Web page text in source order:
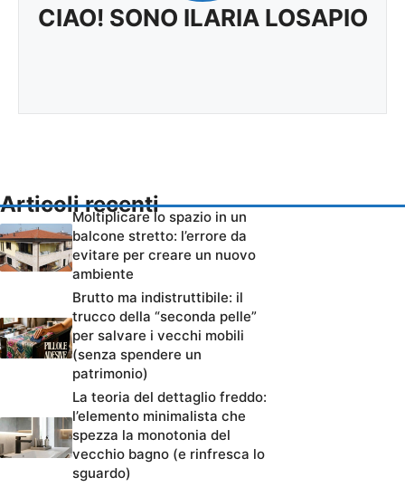
CIAO! SONO ILARIA LOSAPIO
Articoli recenti
Moltiplicare lo spazio in un
balcone stretto: l’errore da
evitare per creare un nuovo
ambiente
Brutto ma indistruttibile: il
trucco della “seconda pelle”
per salvare i vecchi mobili
(senza spendere un
patrimonio)
La teoria del dettaglio freddo:
l’elemento minimalista che
spezza la monotonia del
vecchio bagno (e rinfresca lo
sguardo)